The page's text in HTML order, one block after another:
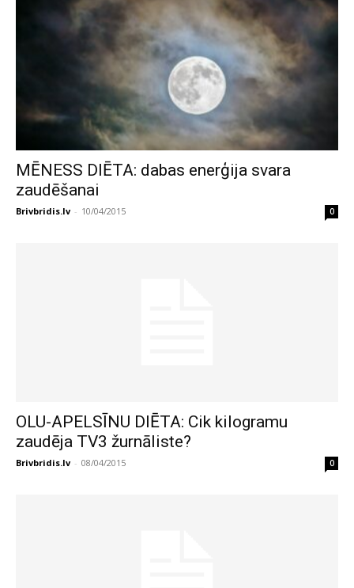
MĒNESS DIĒTA: dabas enerģija svara
zaudēšanai
Brivbridis.lv - 10/04/2015 0
OLU-APELSĪNU DIĒTA: Cik kilogramu
zaudēja TV3 žurnāliste?
Brivbridis.lv - 08/04/2015 0